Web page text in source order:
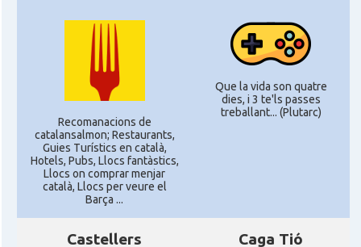
Recomanacions de
catalansalmon; Restaurants,
Guies Turístics en català,
Hotels, Pubs, Llocs fantàstics,
Llocs on comprar menjar
català, Llocs per veure el
Barça ...
Que la vida son quatre
dies, i 3 te'ls passes
treballant... (Plutarc)
Castellers Caga Tió